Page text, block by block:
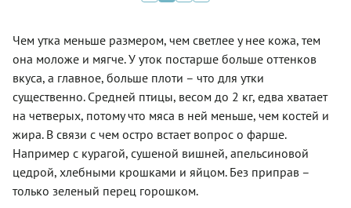
пекински.
Ведь
близкого
человека
можно
порадовать
и менее
замысловатым
блюдом
– если
внести в
него пару
Чем утка меньше размером, чем светлее у нее кожа, тем
она моложе и мягче. У уток постарше больше оттенков
вкуса, а главное, больше плоти – что для утки
существенно. Средней птицы, весом до 2 кг, едва хватает
на четверых, потому что мяса в ней меньше, чем костей и
жира. В связи с чем остро встает вопрос о фарше.
Например с курагой, сушеной вишней, апельсиновой
цедрой, хлебными крошками и яйцом. Без приправ –
только зеленый перец горошком.